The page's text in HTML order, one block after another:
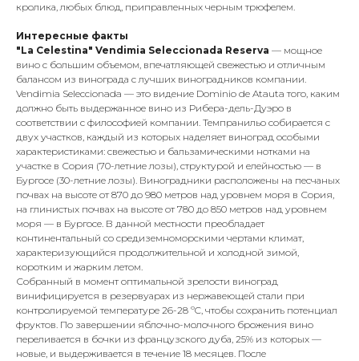
кролика, любых блюд, приправленных черным трюфелем.
Интересные факты
"La Celestina" Vendimia Seleccionada Reserva — мощное
вино с большим объемом, впечатляющей свежестью и отличным
балансом из винограда с лучших виноградников компании.
Vendimia Seleccionada — это видение Dominio de Atauta того, каким
должно быть выдержанное вино из Рибера-дель-Дуэро в
соответствии с философией компании. Темпранильо собирается с
двух участков, каждый из которых наделяет виноград особыми
характеристиками: свежестью и бальзамическими нотками на
участке в Сория (70-летние лозы), структурой и елейностью — в
Бургосе (30-летние лозы). Виноградники расположены на песчаных
почвах на высоте от 870 до 980 метров над уровнем моря в Сория,
на глинистых почвах на высоте от 780 до 850 метров над уровнем
моря — в Бургосе. В данной местности преобладает
континентальный со средиземноморскими чертами климат,
характеризующийся продолжительной и холодной зимой,
коротким и жарким летом.
Собранный в момент оптимальной зрелости виноград
винифицируется в резервуарах из нержавеющей стали при
контролируемой температуре 26-28 ºC, чтобы сохранить потенциал
фруктов. По завершении яблочно-молочного брожения вино
переливается в бочки из французского дуба, 25% из которых —
новые, и выдерживается в течение 18 месяцев. После